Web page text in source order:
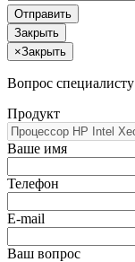
Отправить
Закрыть
×Закрыть
Вопрос специалисту
Продукт
Ваше имя
Телефон
E-mail
Ваш вопрос